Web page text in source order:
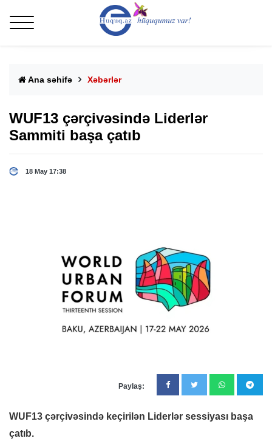
Ana səhifə Xəbərlər
WUF13 çərçivəsində Liderlər
Sammiti başa çatıb
18 May 17:38
Paylaş:
WUF13 çərçivəsində keçirilən Liderlər sessiyası başa
çatıb.